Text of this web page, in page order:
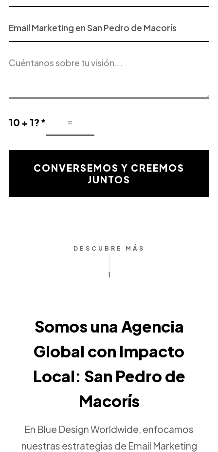
o
Servicio
Interés
del
10 + 1? *
Resultado
la
validaciónCONVERSEMOS Y CREEMOS
JUNTOS
DESCUBRE MÁS
Somos una Agencia
Global con Impacto
Local: San Pedro de
Macorís
En Blue Design Worldwide, enfocamos
nuestras estrategias de Email Marketing